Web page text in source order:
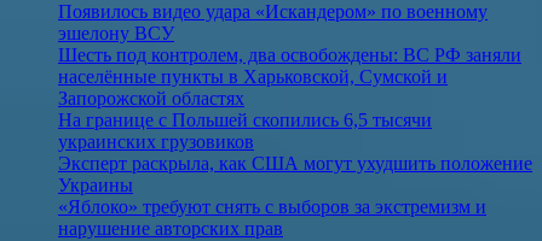
Появилось видео удара «Искандером» по военному
эшелону ВСУ
Шесть под контролем, два освобождены: ВС РФ заняли
населённые пункты в Харьковской, Сумской и
Запорожской областях
На границе с Польшей скопились 6,5 тысячи
украинских грузовиков
Эксперт раскрыла, как США могут ухудшить положение
Украины
«Яблоко» требуют снять с выборов за экстремизм и
нарушение авторских прав